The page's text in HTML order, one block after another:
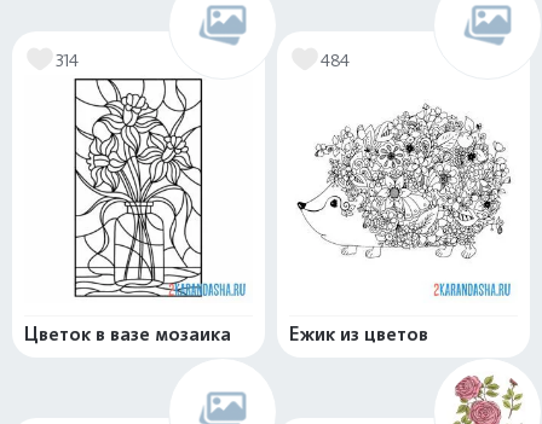
314
Цветок в вазе мозаика
484
Ежик из цветов